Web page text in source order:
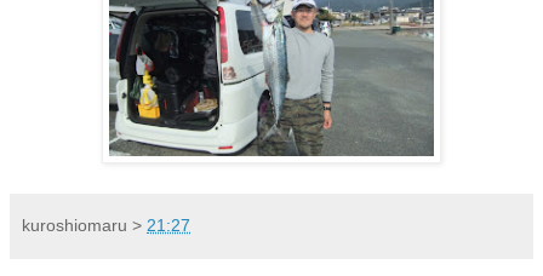
kuroshiomaru > 21:27